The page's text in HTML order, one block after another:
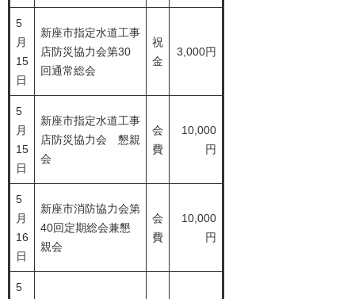
5
月
15
日
新座市指定水道工事
店防災協力会第30
回通常総会
祝
金
3,000円
5
月
15
日
新座市指定水道工事
店防災協力会 懇親
会
会
費
10,000
円
5
月
16
日
新座市消防協力会第
40回定期総会兼懇
親会
会
費
10,000
円
5